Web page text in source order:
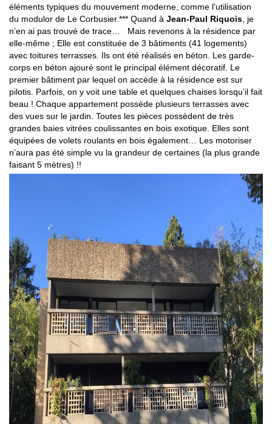
éléments typiques du mouvement moderne, comme l'utilisation
du modulor de Le Corbusier.*** Quand à Jean-Paul Riquois , je
n’en ai pas trouvé de trace… Mais revenons à la résidence par
elle-même ; Elle est constituée de 3 bâtiments (41 logements)
avec toitures terrasses. Ils ont été réalisés en béton. Les garde-
corps en béton ajouré sont le principal élément décoratif. Le
premier bâtiment par lequel on accède à la résidence est sur
pilotis. Parfois, on y voit une table et quelques chaises lorsqu’il fait
beau ! Chaque appartement possède plusieurs terrasses avec
des vues sur le jardin. Toutes les pièces possèdent de très
grandes baies vitrées coulissantes en bois exotique. Elles sont
équipées de volets roulants en bois également… Les motoriser
n’aura pas été simple vu la grandeur de certaines (la plus grande
faisant 5 mètres) !!